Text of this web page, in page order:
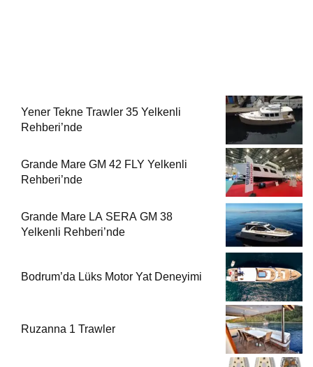
Yener Tekne Trawler 35 Yelkenli
Rehberi’nde
Grande Mare GM 42 FLY Yelkenli
Rehberi’nde
Grande Mare LA SERA GM 38
Yelkenli Rehberi’nde
Bodrum’da Lüks Motor Yat Deneyimi
Ruzanna 1 Trawler